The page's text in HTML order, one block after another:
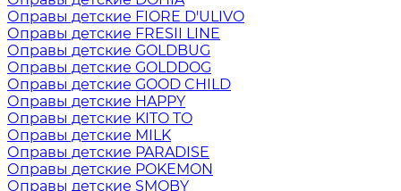
Оправы детские FIORE D'ULIVO
Оправы детские FRESII LINE
Оправы детские GOLDBUG
Оправы детские GOLDDOG
Оправы детские GOOD CHILD
Оправы детские HAPPY
Оправы детские KITO TO
Оправы детские MILK
Оправы детские PARADISE
Оправы детские POKEMON
Оправы детские SMOBY